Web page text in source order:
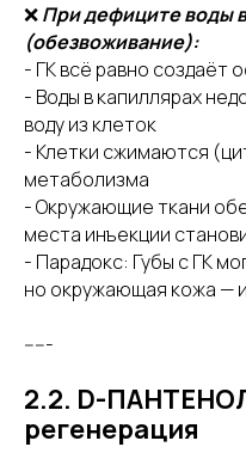
❌При дефиците воды
(обезвоживание):
- ГК всё равно создаёт
- Воды в капиллярах
воду из клеток
- Клетки сжимаются
метаболизма
- Окружающие ткани
места инъекции
- Парадокс: Губы с ГК
но окружающая кожа —
-----
2.2. D-
регенерация